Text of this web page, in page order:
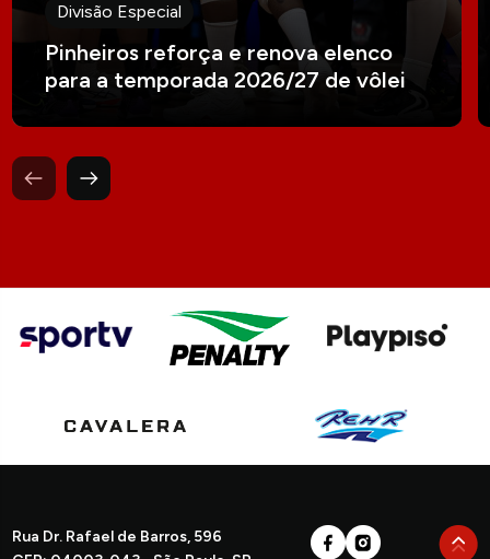
Divisão Especial
Pinheiros reforça e renova elenco
para a temporada 2026/27 de vôlei
Rua Dr. Rafael de Barros, 596